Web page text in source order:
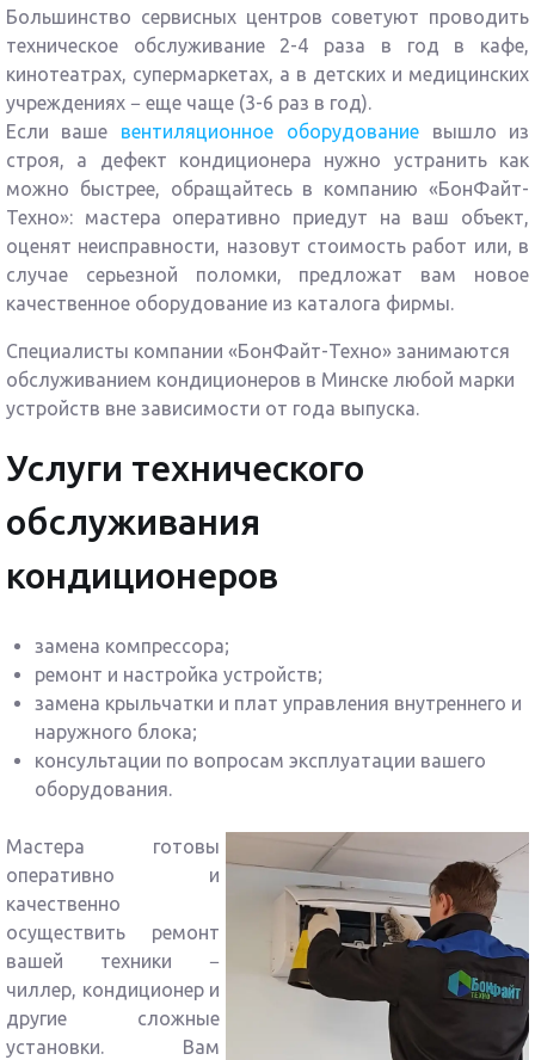
Большинство сервисных центров советуют проводить
техническое обслуживание 2-4 раза в год в кафе,
кинотеатрах, супермаркетах, а в детских и медицинских
учреждениях − еще чаще (3-6 раз в год).
Если ваше вентиляционное оборудованиевышло из
строя, а дефект кондиционера нужно устранить как
можно быстрее, обращайтесь в компанию «БонФайт-
Техно»: мастера оперативно приедут на ваш объект,
оценят неисправности, назовут стоимость работ или, в
случае серьезной поломки, предложат вам новое
качественное оборудование из каталога фирмы.
Специалисты компании «БонФайт-Техно» занимаются
обслуживанием кондиционеров в Минске любой марки
устройств вне зависимости от года выпуска.
Услуги технического
обслуживания
кондиционеров
замена компрессора;
ремонт и настройка устройств;
замена крыльчатки и плат управления внутреннего и
наружного блока;
консультации по вопросам эксплуатации вашего
оборудования.
Мастера готовы
оперативно и
качественно
осуществить ремонт
вашей техники −
чиллер, кондиционер и
другие сложные
установки. Вам